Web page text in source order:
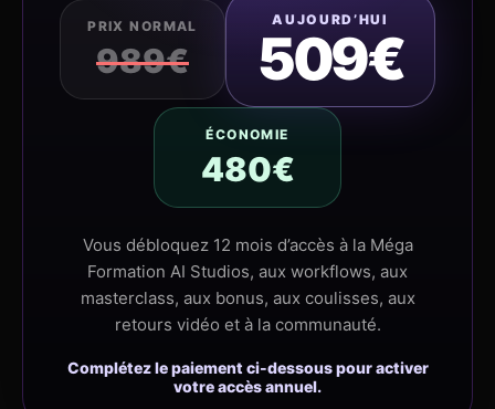
PRIX NORMAL
989€
AUJOURD’HUI
509€
ÉCONOMIE
480€
Vous débloquez 12 mois d’accès à la Méga
Formation AI Studios, aux workflows, aux
masterclass, aux bonus, aux coulisses, aux
retours vidéo et à la communauté.
Complétez le paiement ci-dessous pour activer
votre accès annuel.